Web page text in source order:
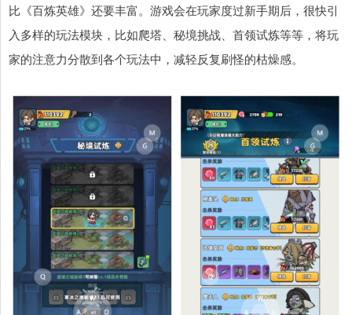
比《百炼英雄》还要丰富。游戏会在玩家度过新手期后，很快引
入多样的玩法模块，比如爬塔、秘境挑战、首领试炼等等，将玩
家的注意力分散到各个玩法中，减轻反复刷怪的枯燥感。